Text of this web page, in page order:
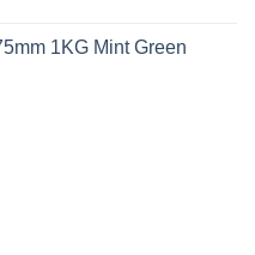
1KG Mint Green